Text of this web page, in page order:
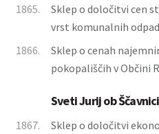
1865.
Sklep o določitvi cen
vrst komunalnih
1866.
Sklep o cenah
pokopališčih v Občini
Sveti Jurij ob Ščavnici
1867.
Sklep o določitvi